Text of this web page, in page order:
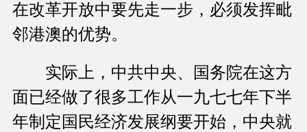
在改革开放中要先走一步，必须发挥毗
邻港澳的优势。
实际上，中共中央、国务院在这方
面已经做了很多工作从一九七七年下半
年制定国民经济发展纲要开始，中央就